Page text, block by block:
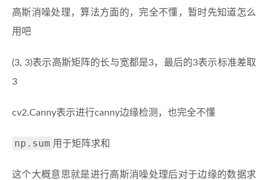
高斯消噪处理，算法方面的，完全不懂，暂时先知道怎么
用吧
(3, 3)表示高斯矩阵的长与宽都是3，最后的3表示标准差取
3
cv2.Canny表示进行canny边缘检测，也完全不懂
np.sum 用于矩阵求和
这个大概意思就是进行高斯消噪处理后对于边缘的数据求